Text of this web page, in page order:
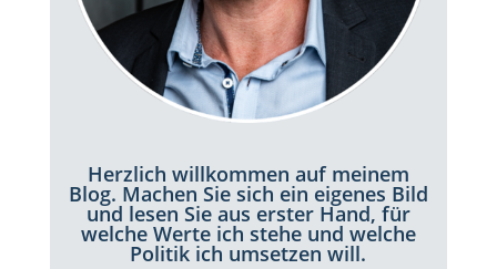
Herzlich willkommen auf meinem
Blog. Machen Sie sich ein eigenes Bild
und lesen Sie aus erster Hand, für
welche Werte ich stehe und welche
Politik ich umsetzen will.